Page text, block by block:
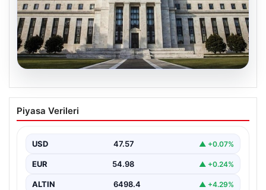
04.08.2026
FED Nisan Ayı Faiz Kararı Ne Zaman,
Saat Kaçta? Güncel Beklentiler ve
ABD Merkez Bankası (FED) nisan ayı faiz kararı, finansal
Piyasa Verileri
USD 47.57 ▲ +0.07%
EUR 54.98 ▲ +0.24%
ALTIN 6498.4 ▲ +4.29%